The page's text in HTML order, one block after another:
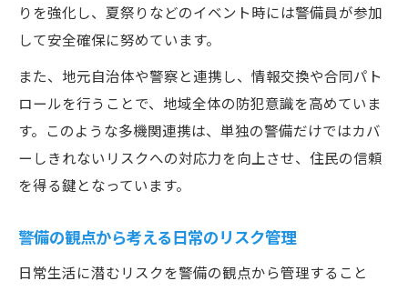
りを強化し、夏祭りなどのイベント時には警備員が参加
して安全確保に努めています。
また、地元自治体や警察と連携し、情報交換や合同パト
ロールを行うことで、地域全体の防犯意識を高めていま
す。このような多機関連携は、単独の警備だけではカバ
ーしきれないリスクへの対応力を向上させ、住民の信頼
を得る鍵となっています。
警備の観点から考える日常のリスク管理
日常生活に潜むリスクを警備の観点から管理すること